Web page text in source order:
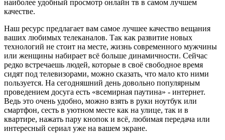
наиболее удобный просмотр онлайн тв в самом лучшем
качестве.
Наш ресурс предлагает вам самое лучшее качество вещания
ваших любимых телеканалов. Так как развитие новых
технологий не стоит на месте, жизнь современного мужчины
или женщины набирает всё больше динамичности. Сейчас
редко встречаешь людей, которые в своё свободное время
сидят под телевизорами, можно сказать, что мало кто ними
пользуется. На сегодняшний день довольно популярным
проведением досуга есть «всемирная паутина» - интернет.
Ведь это очень удобно, можно взять в руки ноутбук или
смартфон, сесть в уютном месте как на улице, так и в
квартире, нажать пару кнопок и всё, любимая передача или
интересный сериал уже на вашем экране.